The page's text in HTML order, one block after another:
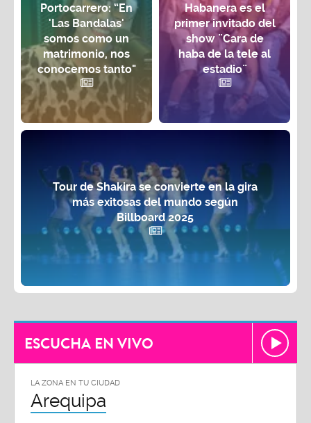
Portocarrero: “En
'Las Bandalas'
somos como un
matrimonio, nos
conocemos tanto"
Habanera es el
primer invitado del
show ¨Cara de
haba de la tele al
estadio¨
Tour de Shakira se convierte en la gira
más exitosas del mundo según
Billboard 2025
ESCUCHA EN VIVO
LA ZONA EN TU CIUDAD
Arequipa